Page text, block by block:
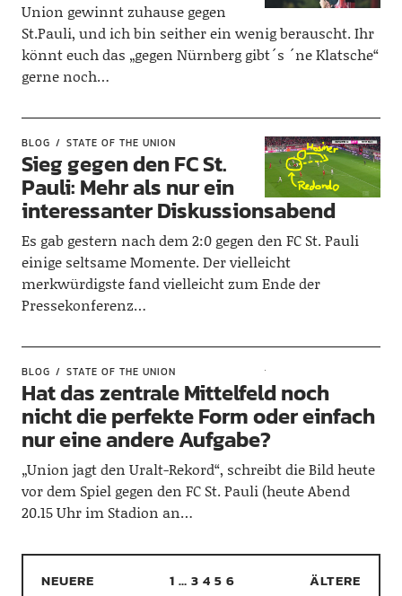
Union gewinnt zuhause gegen
St.Pauli, und ich bin seither ein wenig berauscht. Ihr
könnt euch das „gegen Nürnberg gibt´s ´ne Klatsche“
gerne noch…
BLOG STATE OF THE UNION
Sieg gegen den FC St.
Pauli: Mehr als nur ein
interessanter Diskussionsabend
Es gab gestern nach dem 2:0 gegen den FC St. Pauli
einige seltsame Momente. Der vielleicht
merkwürdigste fand vielleicht zum Ende der
Pressekonferenz…
BLOG STATE OF THE UNION
Hat das zentrale Mittelfeld noch
nicht die perfekte Form oder einfach
nur eine andere Aufgabe?
„Union jagt den Uralt-Rekord“, schreibt die Bild heute
vor dem Spiel gegen den FC St. Pauli (heute Abend
20.15 Uhr im Stadion an…
NEUERE 1 … 3 4 5 6 ÄLTERE